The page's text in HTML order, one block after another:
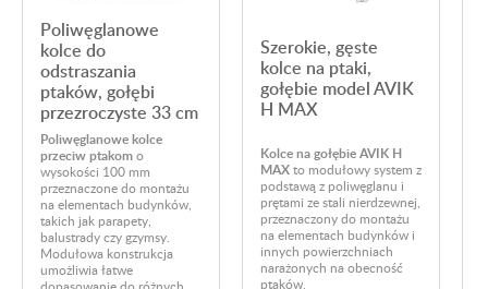
Poliwęglanowe
kolce do
odstraszania
ptaków, gołębi
przezroczyste 33 cm
Poliwęglanowe kolce
przeciw ptakomo
wysokości 100 mm
przeznaczone do montażu
na elementach budynków,
takich jak parapety,
balustrady czy gzymsy.
Modułowa konstrukcja
umożliwia łatwe
Szerokie, gęste
kolce na ptaki,
gołębie model AVIK
H MAX
Kolce na gołębie AVIK H
MAXto modułowy system z
podstawą z poliwęglanu i
prętami ze stali nierdzewnej,
przeznaczony do montażu
na elementach budynków i
innych powierzchniach
narażonych na obecność
ptaków.